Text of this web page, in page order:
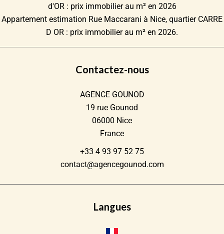
d'OR : prix immobilier au m² en 2026
Appartement estimation Rue Maccarani à Nice, quartier CARRE
D OR : prix immobilier au m² en 2026.
Contactez-nous
AGENCE GOUNOD
19 rue Gounod
06000 Nice
France
+33 4 93 97 52 75
contact@agencegounod.com
Langues